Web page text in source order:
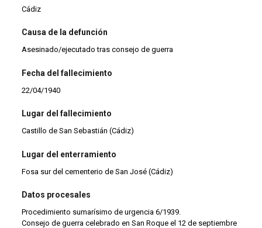
Cádiz
Causa de la defunción
Asesinado/ejecutado tras consejo de guerra
Fecha del fallecimiento
22/04/1940
Lugar del fallecimiento
Castillo de San Sebastián (Cádiz)
Lugar del enterramiento
Fosa sur del cementerio de San José (Cádiz)
Datos procesales
Procedimiento sumarísimo de urgencia 6/1939.
Consejo de guerra celebrado en San Roque el 12 de septiembre